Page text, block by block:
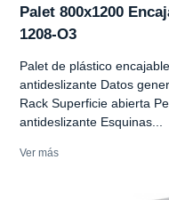
Palet 800x1200
1208-O3
Palet de plástico
antideslizante Datos
Rack Superficie abierta
antideslizante Esquinas...
Ver más